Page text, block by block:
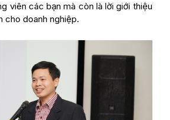
viên các bạn mà còn là lời giới thiệu
cho doanh nghiệp.